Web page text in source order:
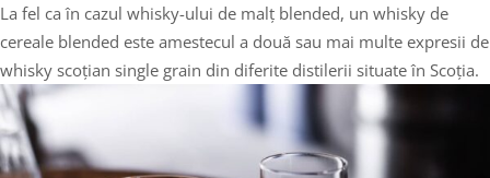
La fel ca în cazul whisky-ului de malț blended, un whisky de
cereale blended este amestecul a două sau mai multe expresii de
whisky scoțian single grain din diferite distilerii situate în Scoția.